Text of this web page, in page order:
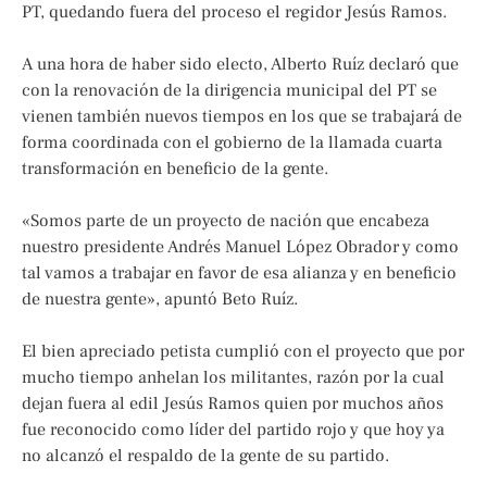
PT, quedando fuera del proceso el regidor Jesús Ramos.
A una hora de haber sido electo, Alberto Ruíz declaró que
con la renovación de la dirigencia municipal del PT se
vienen también nuevos tiempos en los que se trabajará de
forma coordinada con el gobierno de la llamada cuarta
transformación en beneficio de la gente.
«Somos parte de un proyecto de nación que encabeza
nuestro presidente Andrés Manuel López Obrador y como
tal vamos a trabajar en favor de esa alianza y en beneficio
de nuestra gente», apuntó Beto Ruíz.
El bien apreciado petista cumplió con el proyecto que por
mucho tiempo anhelan los militantes, razón por la cual
dejan fuera al edil Jesús Ramos quien por muchos años
fue reconocido como líder del partido rojo y que hoy ya
no alcanzó el respaldo de la gente de su partido.